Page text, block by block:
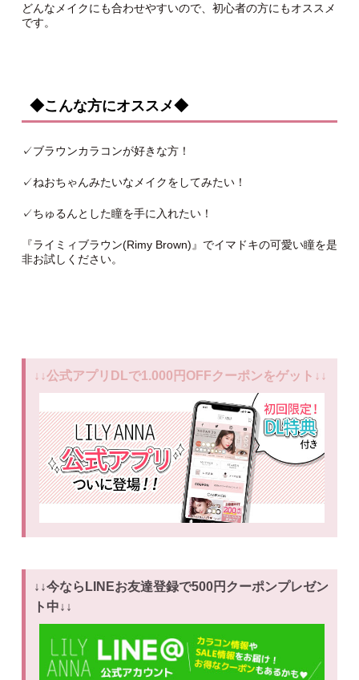
どんなメイクにも合わせやすいので、初心者の方にもオススメ
です。
◆こんな方にオススメ◆
✓ブラウンカラコンが好きな方！
✓ねおちゃんみたいなメイクをしてみたい！
✓ちゅるんとした瞳を手に入れたい！
『ライミィブラウン(Rimy Brown)』でイマドキの可愛い瞳を是
非お試しください。
↓↓公式アプリDLで1.000円OFFクーポンをゲット↓↓
↓↓今ならLINEお友達登録で500円クーポンプレゼン
ト中↓↓